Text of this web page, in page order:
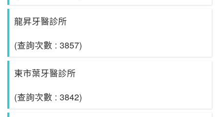
龍昇牙醫診所
(查詢次數 : 3857)
東市葉牙醫診所
(查詢次數 : 3842)